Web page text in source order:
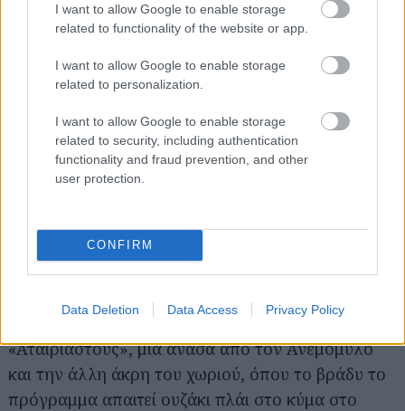
I want to allow Google to enable storage
related to functionality of the website or app.
I want to allow Google to enable storage
related to personalization.
I want to allow Google to enable storage
related to security, including authentication
functionality and fraud prevention, and other
user protection.
CONFIRM
Data Deletion Data Access Privacy Policy
Καφές και παγωτό στο
πέρασμα του
Καλάμια και στου
Νικήτα, και
περισσότερο τσιμπολόγημα στους
«Αταίριαστους», μια ανάσα από τον Ανεμόμυλο
και την άλλη άκρη του χωριού, όπου το βράδυ το
πρόγραμμα απαιτεί ουζάκι πλάι στο κύμα στο